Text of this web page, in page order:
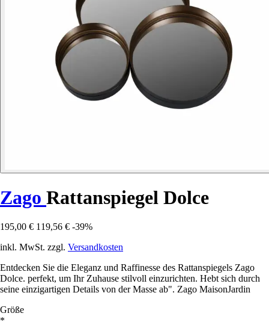
Zago Rattanspiegel Dolce
195,00 € 119,56 € -39%
inkl. MwSt. zzgl. Versandkosten
Entdecken Sie die Eleganz und Raffinesse des Rattanspiegels Zago
Dolce. perfekt, um Ihr Zuhause stilvoll einzurichten. Hebt sich durch
seine einzigartigen Details von der Masse ab". Zago MaisonJardin
Größe
*